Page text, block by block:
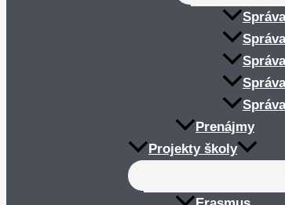
Prenájmy
Projekty školy